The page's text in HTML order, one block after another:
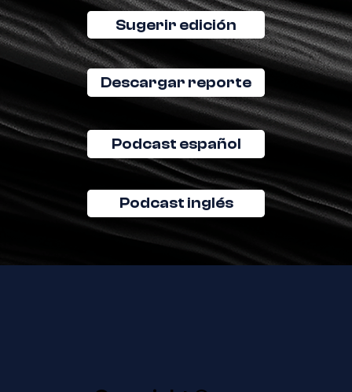
Descargar reporte
Podcast español
Sugerir edición
Podcast inglés